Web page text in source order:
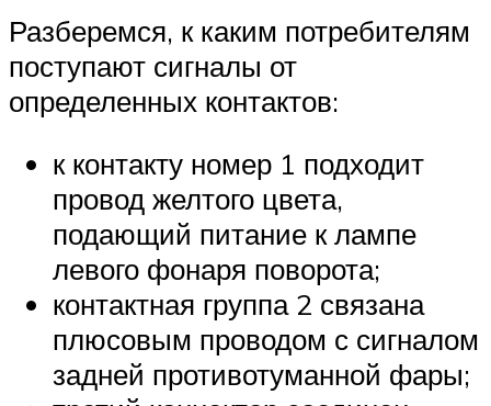
Разберемся, к каким потребителям
поступают сигналы от
определенных контактов:
к контакту номер 1 подходит
провод желтого цвета,
подающий питание к лампе
левого фонаря поворота;
контактная группа 2 связана
плюсовым проводом с сигналом
задней противотуманной фары;